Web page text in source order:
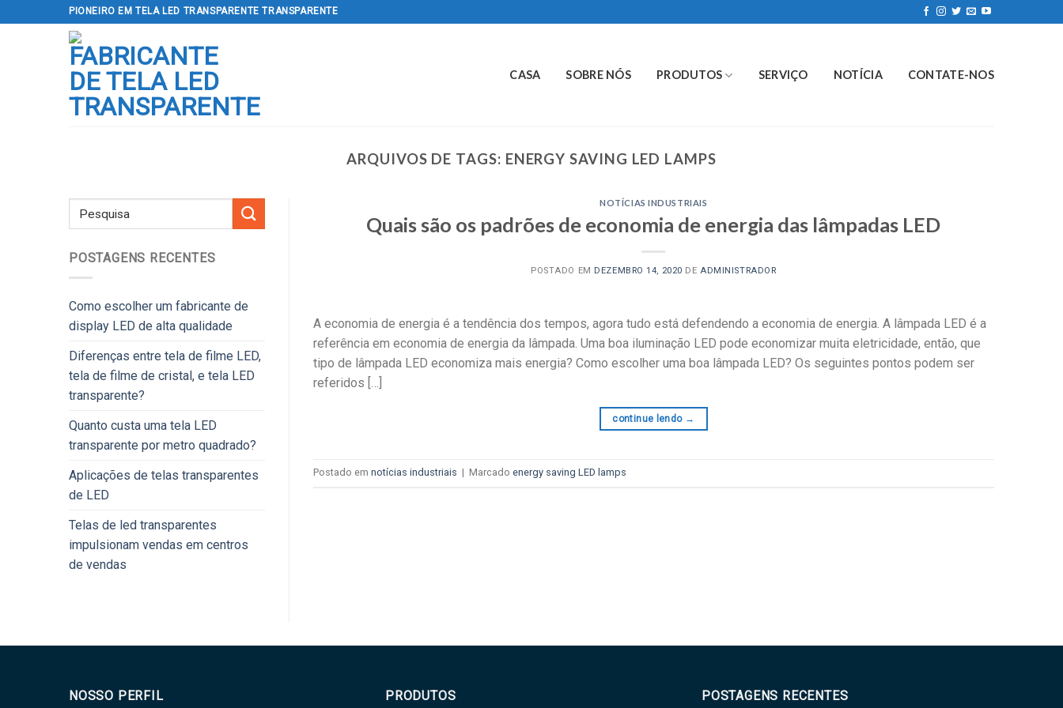
para
PIONEIRO EM TELA LED TRANSPARENTE TRANSPARENTE
CASA SOBRE NÓS PRODUTOS SERVIÇO NOTÍCIA CONTATE-NOS
ARQUIVOS DE TAGS: ENERGY SAVING LED LAMPS
POSTAGENS RECENTES
Como escolher um fabricante de
display LED de alta qualidade
Diferenças entre tela de filme LED,
tela de filme de cristal, e tela LED
transparente?
Quanto custa uma tela LED
transparente por metro quadrado?
Aplicações de telas transparentes
de LED
Telas de led transparentes
impulsionam vendas em centros
de vendas
NOTÍCIAS INDUSTRIAIS
Quais são os padrões de economia de energia das lâmpadas LED
POSTADO EM DEZEMBRO 14, 2020 DEADMINISTRADOR
A economia de energia é a tendência dos tempos, agora tudo está defendendo a economia de energia. A lâmpada LED é a
referência em economia de energia da lâmpada. Uma boa iluminação LED pode economizar muita eletricidade, então, que
tipo de lâmpada LED economiza mais energia? Como escolher uma boa lâmpada LED? Os seguintes pontos podem ser
referidos […]
continue lendo →
Postado em notícias industriais | Marcado energy saving LED lamps
NOSSO PERFIL PRODUTOS POSTAGENS RECENTES